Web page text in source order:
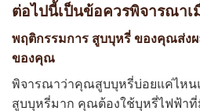
ต่อไปนี้เป็นข้อควรพิจารณาเ
พฤติกรรมการ สูบบุหรี่ ของคุณส่ง
ของคุณ
พิจารณาว่าคุณสูบบุหรี่บ่อยแค่ไห
สูบบุหรี่มาก คุณต้องใช้บุหรี่ไฟฟ้า